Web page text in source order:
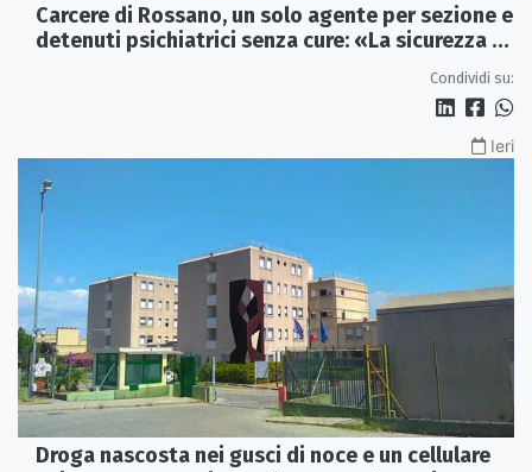
Carcere di Rossano, un solo agente per sezione e
detenuti psichiatrici senza cure: «La sicurezza è
Condividi su:
Ieri
Droga nascosta nei gusci di noce e un cellulare